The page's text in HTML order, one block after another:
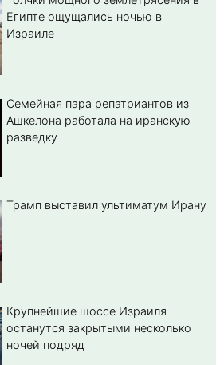
Египте ощущались ночью в
Израиле
Семейная пара репатриантов из
Ашкелона работала на иранскую
разведку
Трамп выставил ультиматум Ирану
Крупнейшие шоссе Израиля
останутся закрытыми несколько
ночей подряд